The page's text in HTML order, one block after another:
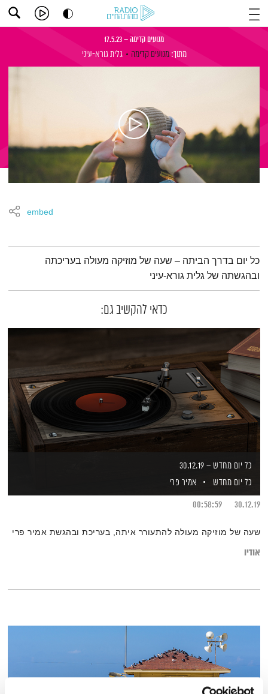
מנועים קדימה – 17.5.23
מתוך: מנועים קדימה גלית גורא-עיני
embed
תמצית הפודקאסט
כל יום בדרך הביתה – שעה של מוזיקה מעולה בעריכתה
ובהגשתה של גלית גורא-עיני
כדאי להקשיב גם:
כל יום מחדש – 30.12.19
כל יום מחדש
אמיר פרי
30.12.19
00:58:59
שעה של מוזיקה מעולה להתעורר איתה, בעריכת ובהגשת אמיר פרי
אודיו